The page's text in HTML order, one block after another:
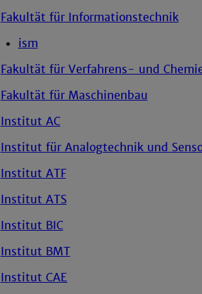
Fakultät für Informationstechnik
ism
Fakultät für Verfahrens- und
Fakultät für Maschinenbau
Institut AC
Institut für Analogtechnik und
Institut ATF
Institut ATS
Institut BIC
Institut BMT
Institut CAE